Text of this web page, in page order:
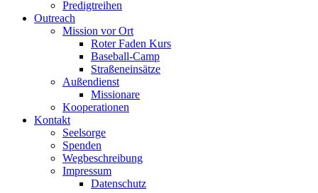
Predigtreihen
Outreach
Mission vor Ort
Roter Faden Kurs
Baseball-Camp
Straßeneinsätze
Außendienst
Missionare
Kooperationen
Kontakt
Seelsorge
Spenden
Wegbeschreibung
Impressum
Datenschutz